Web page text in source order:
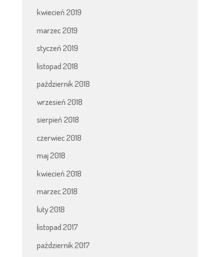
kwiecień 2019
marzec 2019
styczeń 2019
listopad 2018
październik 2018
wrzesień 2018
sierpień 2018
czerwiec 2018
maj 2018
kwiecień 2018
marzec 2018
luty 2018
listopad 2017
październik 2017